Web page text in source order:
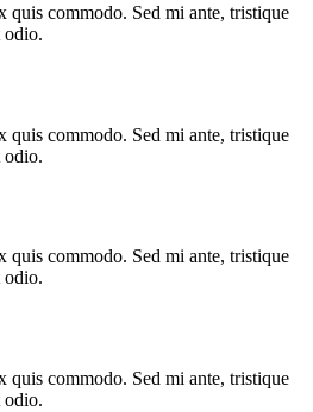
quis commodo. Sed mi ante, tristique
odio.
quis commodo. Sed mi ante, tristique
odio.
quis commodo. Sed mi ante, tristique
odio.
quis commodo. Sed mi ante, tristique
odio.